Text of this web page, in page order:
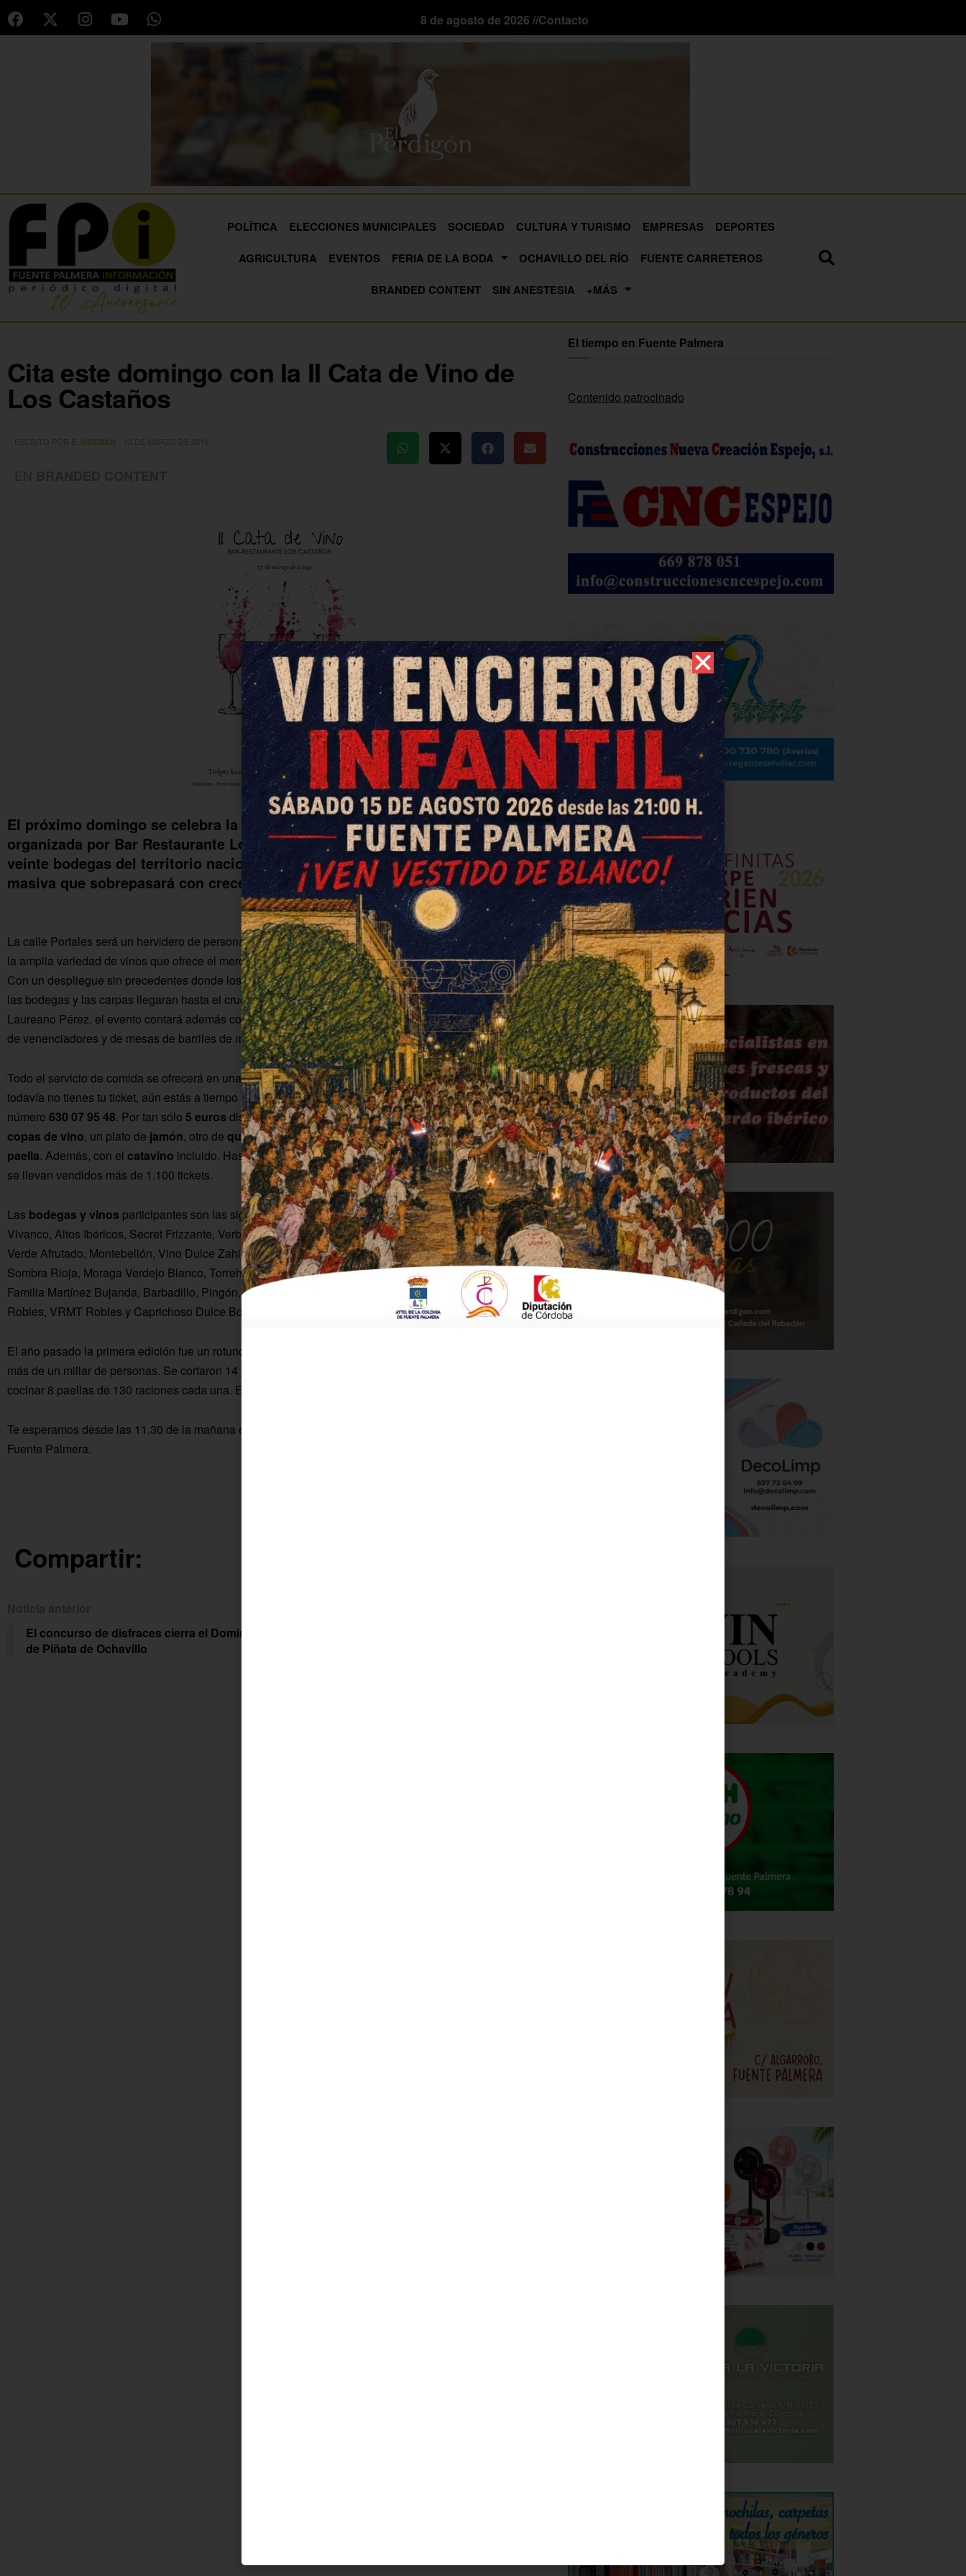
8 de agosto de 2026 //Contacto
POLÍTICA ELECCIONES MUNICIPALES SOCIEDAD CULTURA Y TURISMO EMPRESAS
DEPORTES
AGRICULTURA
EVENTOS FERIA DE LA BODA OCHAVILLO DEL RÍO
FUENTE CARRETEROS
BRANDED CONTENT
SIN ANESTESIA +MÁS
Cita este domingo con la II Cata de Vino de
Los Castaños
E. GUZMÁN
El próximo domingo se celebra la segunda edición de la Cata de Vino
organizada por Bar Restaurante Los Castaños, en la que participan más de
veinte bodegas del territorio nacional y se espera una afluencia de público
masiva que sobrepasará con creces las cifras del año pasado.
La calle Portales será un hervidero de personas disfrutando de
la amplia variedad de vinos que ofrece el mercado español.
Con un despliegue sin precedentes donde los expositores de
las bodegas y las carpas llegaran hasta el cruce con la calle
Laureano Pérez, el evento contará además con exhibiciones
de venenciadores y de mesas de barriles de madera antiguas.
Todo el servicio de comida se ofrecerá en una carpa exterior. Si
todavía no tienes tu ticket, aún estás a tiempo llamando al
número 630 07 95 48. Por tan sólo 5 euros disfrutarás detres
copas de vino, un plato de jamón, otro de quesoy otro de
paella. Además, con el catavino incluido. Hasta hoy martes 12
se llevan vendidos más de 1.100 tickets.
Las bodegas y vinos participantes son las siguientes: Rueda,
Vivanco, Altos Ibéricos, Secret Frizzante, Verbenera, Viña
Verde Afrutado, Montebellón, Vino Dulce Zahira, Carlos Serres, Pagos de Valcerracín, Imary, Puerta de
Sombra Rioja, Moraga Verdejo Blanco, Torrehacho Roble Ribera del Duero, Grandes Vinos y Viñedos,
Familia Martínez Bujanda, Barbadillo, Pingón, Bodega Carramimbre, Piedra Luenga Verdejo Bodegas
Robles, VRMT Robles y Caprichoso Dulce Bodegas Robles.
El año pasado la primera edición fue un rotundo éxito con la participación de 7 bodegas y la asistencia de
más de un millar de personas. Se cortaron 14 jamones, se consumieron 23 quesos y se tuvieron que
cocinar 8 paellas de 130 raciones cada una. Este año se triplicará la presencia de firmas bodegueras.
Te esperamos desde las 11.30 de la mañana en Bar Restaurante Los Castaños, en calle Portales, 16,
Fuente Palmera.
Compartir:
El concurso de disfraces cierra el Domingo
de Piñata de Ochavillo
El tiempo en Fuente Palmera
Contenido patrocinado